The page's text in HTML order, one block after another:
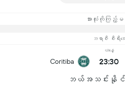
အားလုံးကိုကြည့်
ဘရာဇီး စီးရီးအ
Coritiba
ယနေ့
23:30
ဘယ်အသင်းနို